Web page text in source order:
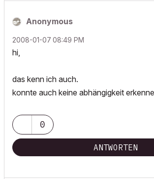
Anonymous
‎2008-01-07 08:49 PM
hi,
das kenn ich auch.
konnte auch keine abhängigkeit
0
ANTWORTEN